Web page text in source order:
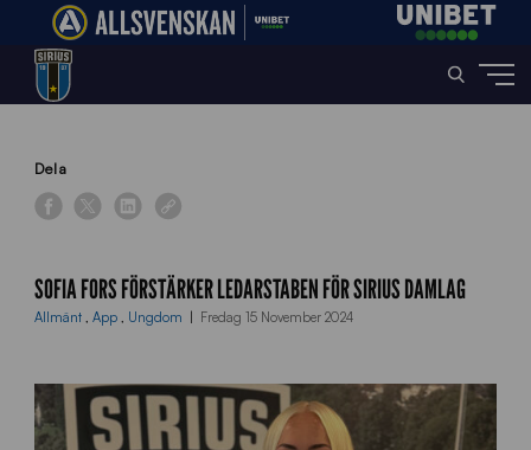
Home»
Dela
SOFIA FORS FÖRSTÄRKER LEDARSTABEN FÖR SIRIUS DAMLAG
Allmänt , App , Ungdom Fredag 15 November 2024